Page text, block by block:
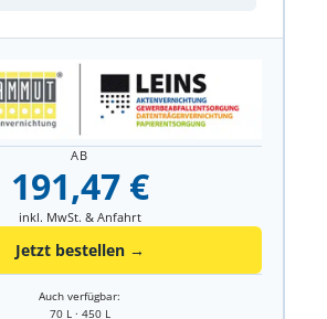
AB
191,47 €
inkl. MwSt. & Anfahrt
Jetzt bestellen →
Auch verfügbar:
70 L · 450 L